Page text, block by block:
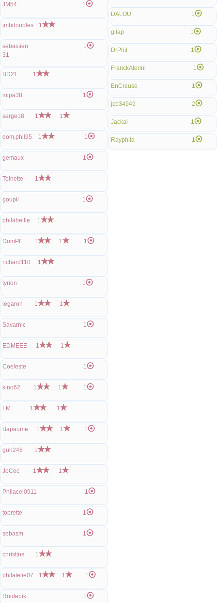
JM54 1
jmbdoubles 1
sebastien
31
1
BD21 1
mipa38 1
serge18 1 1
dom.phil95 1 1
gemaux 1
Toinette 1
goupil 1
philabeille 1
DomPE 1 1 1
richard110 1
tyrion 1
legaron 1 1
Savarnic 1
EDMEEE 1 1
Coeleste 1
kino62 1 1 1
LM 1 1
Bapaume 1 1 1
guh246 1
JoCec 1 1
Philacel0911 1
toprette 1
sebasm 1
christine 1
philatelie07 1 1 1
Roidepik 1
DALOU 1
gilap 1
DrPhil 1
FranckAlerini 1
EnCreuse 1
jcb34949 2
Jackal 1
Rayphila 1